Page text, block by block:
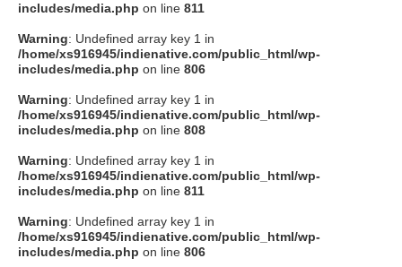
ション
ト
クト
SOCIAL
includes/media.php on line 811
Warning: Undefined array key 1 in
/home/xs916945/indienative.com/public_html/wp-
includes/media.php on line 806
Warning: Undefined array key 1 in
/home/xs916945/indienative.com/public_html/wp-
includes/media.php on line 808
Warning: Undefined array key 1 in
/home/xs916945/indienative.com/public_html/wp-
includes/media.php on line 811
Warning: Undefined array key 1 in
/home/xs916945/indienative.com/public_html/wp-
includes/media.php on line 806